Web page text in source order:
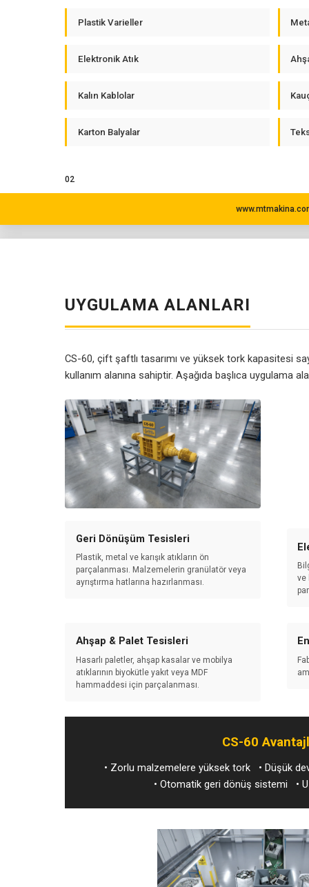
Plastik Varieller
Elektronik Atık
Kalın Kablolar
Karton Balyalar
02
UYGULAMA ALANLARI
CS-60, çift şaftlı tasarımı ve yüksek tork kapasitesi
kullanım alanına sahiptir. Aşağıda başlıca uygulama
Geri Dönüşüm Tesisleri
Plastik, metal ve karışık atıkların ön
parçalanması. Malzemelerin granülatör veya
ayrıştırma hatlarına hazırlanması.
ve
Ahşap & Palet Tesisleri
Hasarlı paletler, ahşap kasalar ve mobilya
atıklarının biyokütle yakıt veya MDF
hammaddesi için parçalanması.
CS-60
• Zorlu malzemelere yüksek tork • Düşük
• Otomatik geri dönüş sistemi •